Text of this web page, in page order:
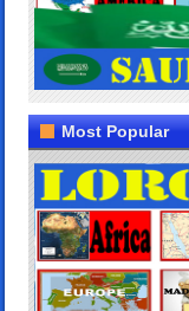
Most Popular